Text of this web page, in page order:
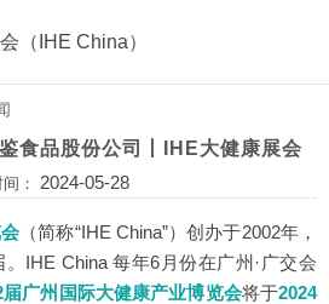
（IHE China）
食品股份公司丨IHE大健康展会
： 2024-05-28
（简称“IHE China”）创办于2002年，
IHE China 每年6月份在广州·广交会
届广州国际大健康产业博览会将于2024